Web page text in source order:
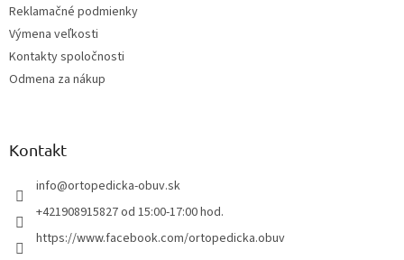
Reklamačné podmienky
Výmena veľkosti
Kontakty spoločnosti
Odmena za nákup
Kontakt
info@ortopedicka-obuv.sk
+421908915827 od 15:00-17:00 hod.
https://www.facebook.com/ortopedicka.obuv